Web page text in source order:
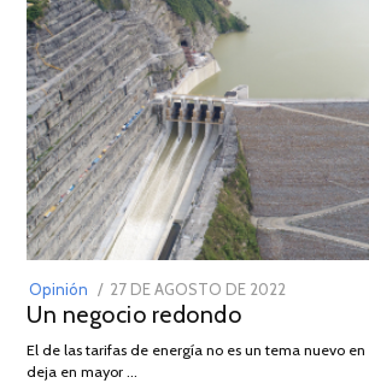
Opinión
POSTED
ON
27 DE AGOSTO DE 2022
DE
Un negocio redondo
El de las tarifas de energía no es un tema nuevo
deja en mayor …